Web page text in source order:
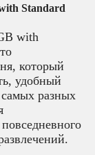
Standard
with
который
удобный
разных